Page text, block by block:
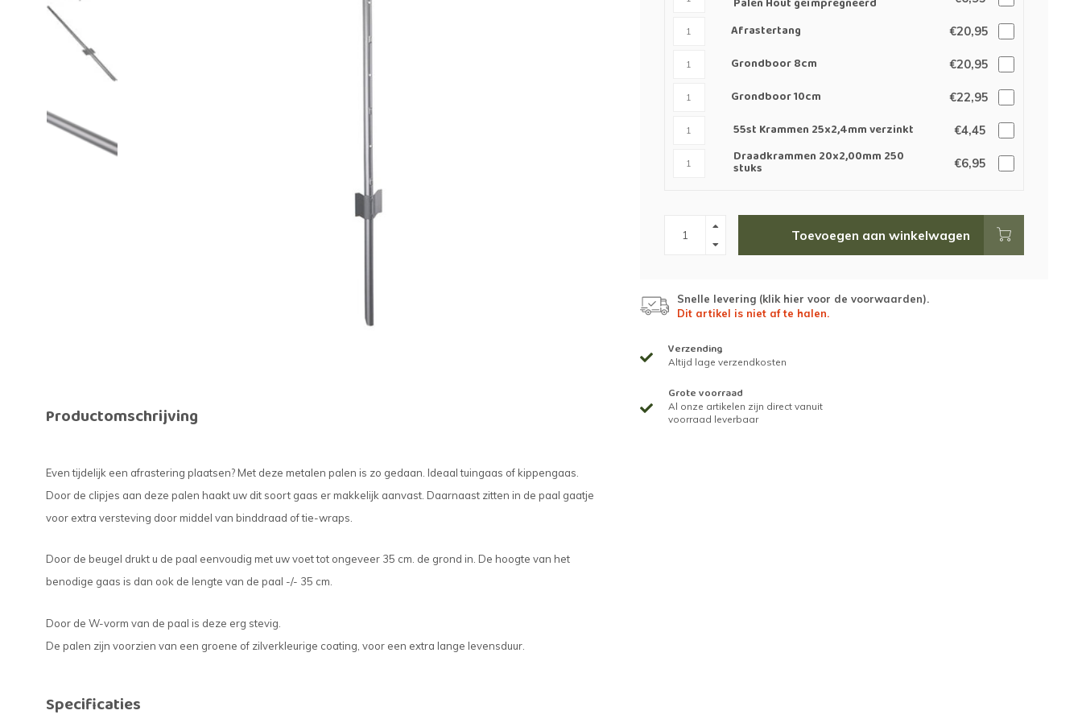
Zeskanten gaas
Boogjesgaas
Horrengaas
Elektrische afrastering
Beschermnetten (moes)tuin
Afrastering dakgoot
Productomschrijving
Even tijdelijk een afrastering plaatsen? Met deze metalen palen is zo gedaan. Ideaal tuingaas of kippengaas.
Door de clipjes aan deze palen haakt uw dit soort gaas er makkelijk aanvast. Daarnaast zitten in de paal gaatje
voor extra versteving door middel van binddraad of tie-wraps.
Door de beugel drukt u de paal eenvoudig met uw voet tot ongeveer 35 cm. de grond in. De hoogte van het
benodige gaas is dan ook de lengte van de paal -/- 35 cm.
Door de W-vorm van de paal is deze erg stevig.
De palen zijn voorzien van een groene of zilverkleurige coating, voor een extra lange levensduur.
Specificaties
Palen Hout geïmpregneerd
Afrastertang €20,95
Grondboor 8cm €20,95
Grondboor 10cm €22,95
55st Krammen 25x2,4mm verzinkt €4,45
Draadkrammen 20x2,00mm 250
stuks €6,95
Toevoegen aan winkelwagen
Snelle levering (klik hier voor de voorwaarden).
Dit artikel is niet af te halen.
Verzending
Altijd lage verzendkosten
Grote voorraad
Al onze artikelen zijn direct vanuit
voorraad leverbaar